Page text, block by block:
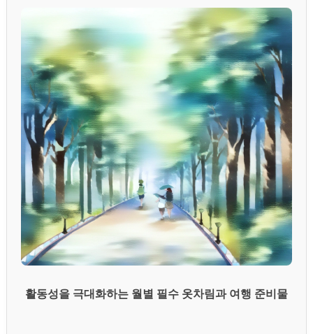
활동성을 극대화하는 월별 필수 옷차림과 여행 준비물